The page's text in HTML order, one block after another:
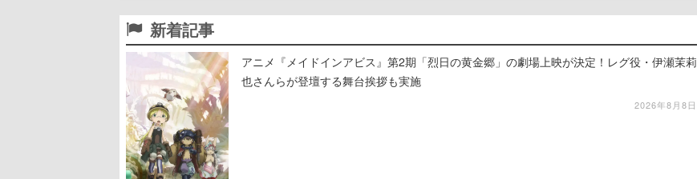
新着記事
アニメ『メイドインアビス』第2期「烈日の黄金郷」の劇場上映が決定！レグ役・伊瀬茉莉
也さんらが登壇する舞台挨拶も実施
2026年8月8日